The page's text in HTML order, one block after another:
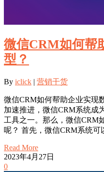
微信CRM如何帮
型？
By iclick | 营销干货
微信CRM如何帮助企业实现
加速推进，微信CRM系统成
工具之一。那么，微信CRM
呢？ 首先，微信CRM系统
Read More
2023年4月27日
0